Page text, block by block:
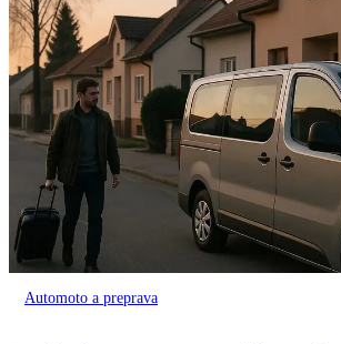
Automoto a preprava